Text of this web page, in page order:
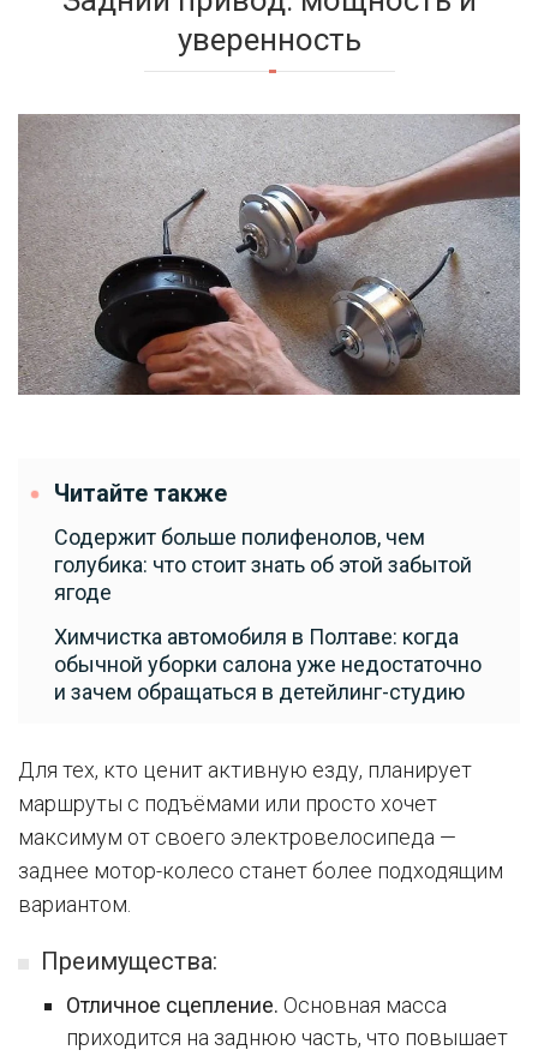
уверенность
Читайте также
Содержит больше полифенолов, чем
голубика: что стоит знать об этой забытой
ягоде
Химчистка автомобиля в Полтаве: когда
обычной уборки салона уже недостаточно
и зачем обращаться в детейлинг-студию
Для тех, кто ценит активную езду, планирует
маршруты с подъёмами или просто хочет
максимум от своего электровелосипеда —
заднее мотор-колесо станет более подходящим
вариантом.
Преимущества:
Отличное сцепление. Основная масса
приходится на заднюю часть, что повышает